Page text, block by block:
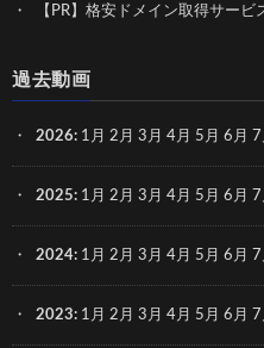
【PR】格安ドメイン取得サービ
過去動画
2026: 1月 2月 3月 4月 5月 6月 7
2025: 1月 2月 3月 4月 5月 6月 7
2024: 1月 2月 3月 4月 5月 6月 7
2023: 1月 2月 3月 4月 5月 6月 7